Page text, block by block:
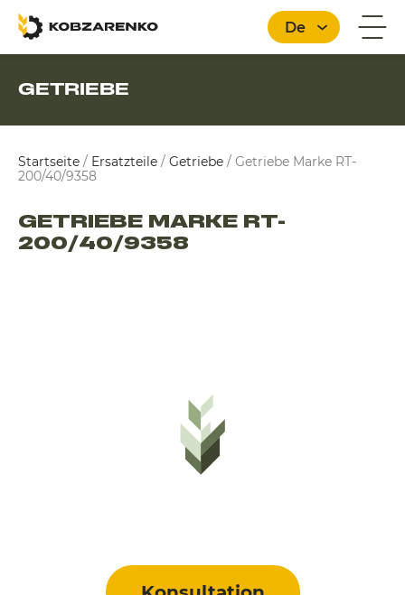
De
GETRIEBE
Startseite / Ersatzteile / Getriebe / Getriebe Marke RT-
200/40/9358
GETRIEBE MARKE RT-
200/40/9358